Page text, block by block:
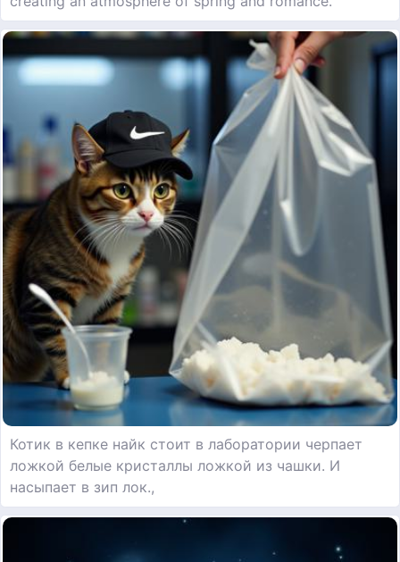
Котик в кепке найк стоит в лаборатории черпает
ложкой белые кристаллы ложкой из чашки. И
насыпает в зип лок.,